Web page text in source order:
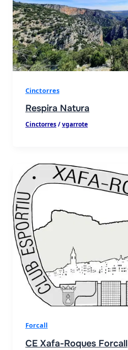
Cinctorres
Respira Natura
Cinctorres/vgarrote
Forcall
CE Xafa-Roques Forcall